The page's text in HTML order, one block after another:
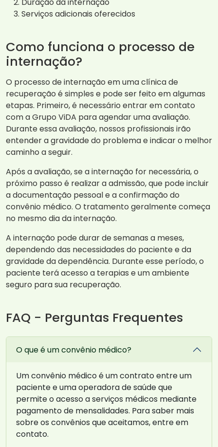
Duração da internação
Serviços adicionais oferecidos
Como funciona o processo de
internação?
O processo de internação em uma clínica de
recuperação é simples e pode ser feito em algumas
etapas. Primeiro, é necessário entrar em contato
com a Grupo ViDA para agendar uma avaliação.
Durante essa avaliação, nossos profissionais irão
entender a gravidade do problema e indicar o melhor
caminho a seguir.
Após a avaliação, se a internação for necessária, o
próximo passo é realizar a admissão, que pode incluir
a documentação pessoal e a confirmação do
convênio médico. O tratamento geralmente começa
no mesmo dia da internação.
A internação pode durar de semanas a meses,
dependendo das necessidades do paciente e da
gravidade da dependência. Durante esse período, o
paciente terá acesso a terapias e um ambiente
seguro para sua recuperação.
FAQ - Perguntas Frequentes
O que é um convênio médico?
Um convênio médico é um contrato entre um
paciente e uma operadora de saúde que
permite o acesso a serviços médicos mediante
pagamento de mensalidades. Para saber mais
sobre os convênios que aceitamos, entre em
contato.